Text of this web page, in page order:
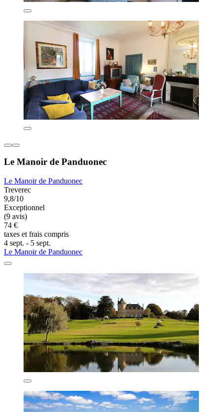
Le Manoir de Panduonec
Le Manoir de Panduonec
Treverec
9,8/10
Exceptionnel
(9 avis)
74 €
taxes et frais compris
4 sept. - 5 sept.
Le Manoir de Panduonec